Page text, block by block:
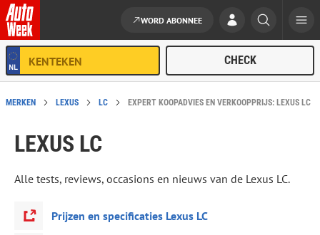
Ga naar de inhoud
WORD ABONNEE
MERKEN LEXUS LC EXPERT KOOPADVIES EN VERKOOPPRIJS: LEXUS LC
LEXUS LC
Alle tests, reviews, occasions en nieuws van de Lexus LC.
Prijzen en specificaties Lexus LC